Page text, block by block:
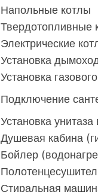
Напольные котлы
Твердотопливные
Электрические
Установка
Установка
Подключение
Установка
Душевая кабина
Бойлер
Стиральная